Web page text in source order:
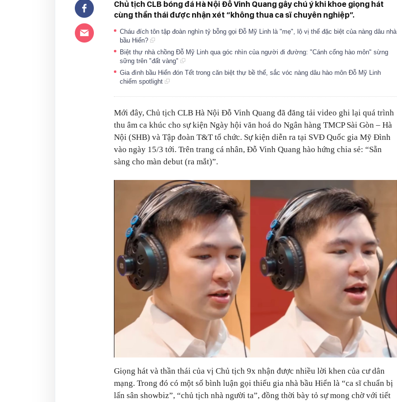
Chủ tịch CLB bóng đá Hà Nội Đỗ Vinh Quang gây chú ý khi khoe giọng hát
cùng thần thái được nhận xét “không thua ca sĩ chuyên nghiệp”.
Cháu đích tôn tập đoàn nghìn tỷ bỗng gọi Đỗ Mỹ Linh là "mẹ", lộ vị thế đặc biệt của nàng dâu nhà
bầu Hiển?
Biệt thự nhà chồng Đỗ Mỹ Linh qua góc nhìn của người đi đường: "Cánh cổng hào môn" sừng
sững trên "đất vàng"
Gia đình bầu Hiển đón Tết trong căn biệt thự bề thế, sắc vóc nàng dâu hào môn Đỗ Mỹ Linh
chiếm spotlight
Mới đây, Chủ tịch CLB Hà Nội Đỗ Vinh Quang đã đăng tải video ghi lại quá trình
thu âm ca khúc cho sự kiện Ngày hội văn hoá do Ngân hàng TMCP Sài Gòn – Hà
Nội (SHB) và Tập đoàn T&T tổ chức. Sự kiện diễn ra tại SVĐ Quốc gia Mỹ Đình
vào ngày 15/3 tới. Trên trang cá nhân, Đỗ Vinh Quang hào hứng chia sẻ: “Sẵn
sàng cho màn debut (ra mắt)”.
Giọng hát và thần thái của vị Chủ tịch 9x nhận được nhiều lời khen của cư dân
mạng. Trong đó có một số bình luận gọi thiếu gia nhà bầu Hiển là “ca sĩ chuẩn bị
lấn sân showbiz”, “chủ tịch nhà người ta”, đồng thời bày tỏ sự mong chờ với tiết